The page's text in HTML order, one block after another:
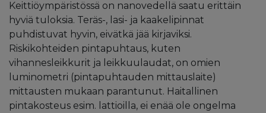
Keittiöympäristössä on nanovedellä saatu erittäin
hyviä tuloksia. Teräs-, lasi- ja kaakelipinnat
puhdistuvat hyvin, eivätkä jää kirjaviksi.
Riskikohteiden pintapuhtaus, kuten
vihannesleikkurit ja leikkuulaudat, on omien
luminometri (pintapuhtauden mittauslaite)
mittausten mukaan parantunut. Haitallinen
pintakosteus esim. lattioilla, ei enää ole ongelma